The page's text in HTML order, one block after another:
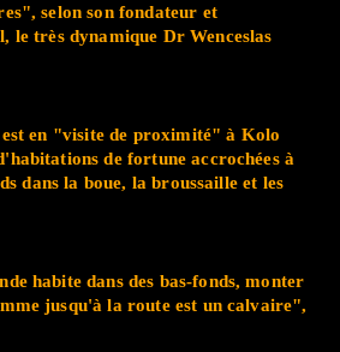
selon son fondateur et
le très dynamique Dr Wenceslas
en "visite de proximité" à Kolo
de fortune accrochées à
dans la boue, la broussaille et les
habite dans des bas-fonds, monter
jusqu'à la route est un calvaire",